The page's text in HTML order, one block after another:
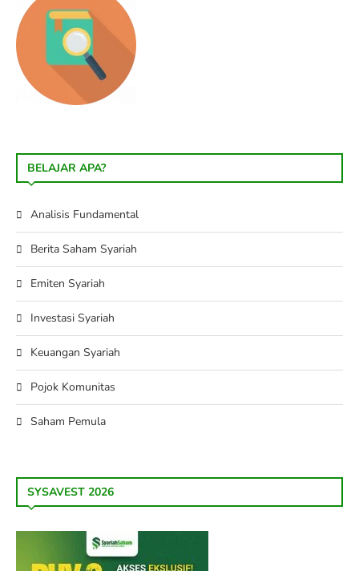
BELAJAR APA?
Analisis Fundamental
Berita Saham Syariah
Emiten Syariah
Investasi Syariah
Keuangan Syariah
Pojok Komunitas
Saham Pemula
SYSAVEST 2026